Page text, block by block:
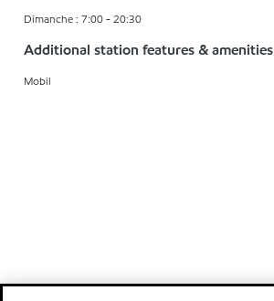
Dimanche : 7:00 - 20:30
Additional station features & amenities
Mobil